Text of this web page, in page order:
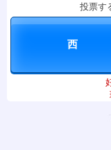
投票す